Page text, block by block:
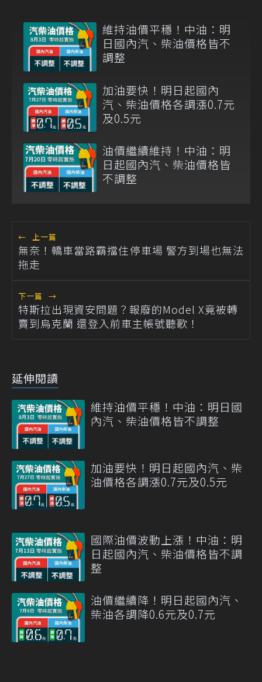
維持油價平穩！中油：明
日國內汽、柴油價格皆不
調整
加油要快！明日起國內
汽、柴油價格各調漲0.7元
及0.5元
油價繼續維持！中油：明
日起國內汽、柴油價格皆
不調整
← 上一篇
無奈！轎車當路霸擋住停車場 警方到場也無法
拖走
下一篇 →
特斯拉出現資安問題？報廢的Model X竟被轉
賣到烏克蘭 還登入前車主帳號聽歌！
延伸閱讀
維持油價平穩！中油：明日國
內汽、柴油價格皆不調整
加油要快！明日起國內汽、柴
油價格各調漲0.7元及0.5元
國際油價波動上漲！中油：明
日起國內汽、柴油價格皆不調
整
油價繼續降！明日起國內汽、
柴油各調降0.6元及0.7元